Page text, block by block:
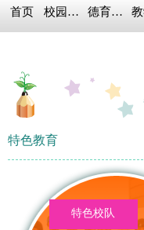
首页 校园概况 德育之窗
特色教育
特色校队